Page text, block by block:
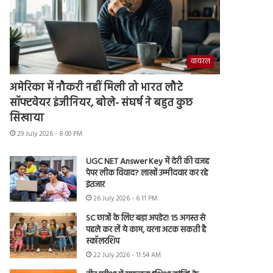
वायरल
अमेरिका में नौकरी नहीं मिली तो भारत लौटे
सॉफ्टवेयर इंजीनियर, बोले- संघर्ष ने बहुत कुछ
सिखाया
29 July 2026 - 8:00 PM
UGC NET Answer Key में देरी की वजह
पेपर लीक विवाद? लाखों उम्मीदवार कर रहे
इंतजार
26 July 2026 - 6:11 PM
SC छात्रों के लिए बड़ा अपडेट! 15 अगस्त से
पहले कर लें ये काम, वरना अटक सकती है
स्कॉलरशिप
22 July 2026 - 11:54 AM